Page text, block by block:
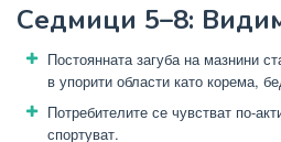
Седмици 5–8:
Постоянната загуба на мазнини
в упорити области като корема,
Потребителите се чувстват по-
спортуват.